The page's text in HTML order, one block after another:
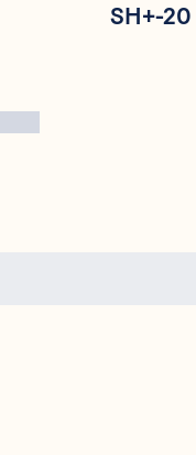
SH+-20